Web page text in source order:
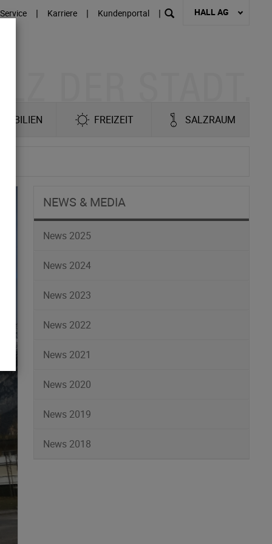
Service | Karriere | Kundenportal | HALL AG
FREIZEIT SALZRAUM
NEWS & MEDIA
News 2025
News 2024
News 2023
News 2022
News 2021
News 2020
News 2019
News 2018